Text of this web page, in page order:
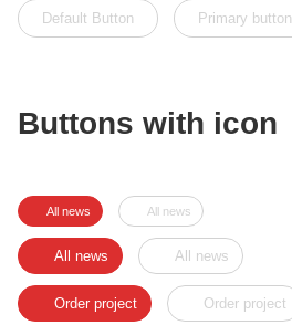
Default Button Primary button
Buttons with icon
All news All news
All news All news
Order project Order project